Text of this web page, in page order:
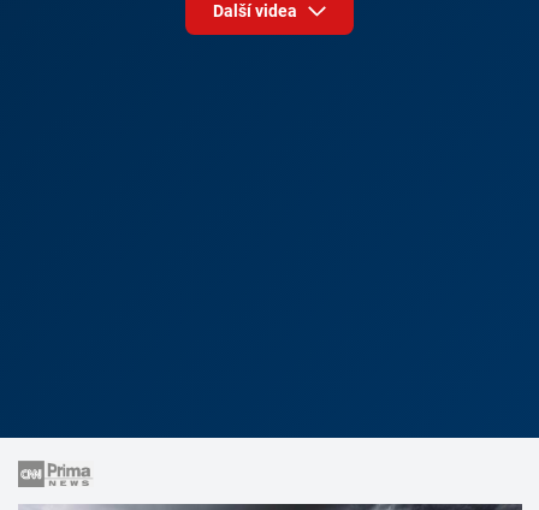
Další videa